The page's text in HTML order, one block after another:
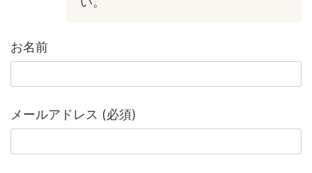
お名前
メールアドレス (必須)